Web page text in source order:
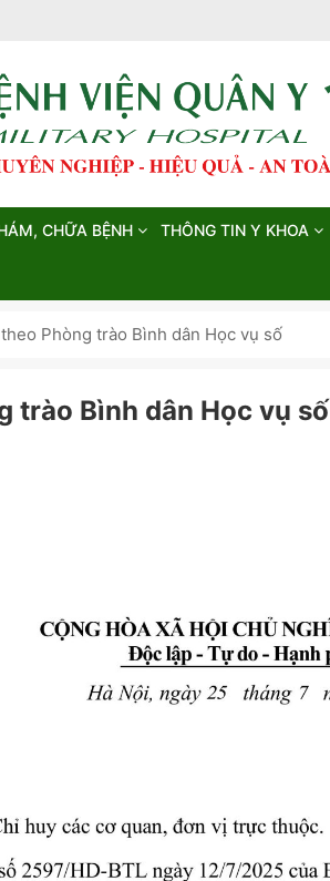
CHỮA BỆNH THÔNG TIN Y KHOA
Phòng trào Bình dân Học vụ số
trào Bình dân Học vụ số